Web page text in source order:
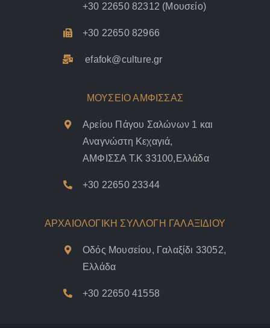
+30 22650 82312 (Μουσείο)
+30 22650 82966
efafok@culture.gr
ΜΟΥΣΕΙΟ ΑΜΦΙΣΣΑΣ
Αρείου Πάγου Σαλώνων 1 και
Αναγνώστη Κεχαγιά,
ΑΜΦΙΣΣΑ Τ.Κ 33100,Ελλάδα
+30 22650 23344
ΑΡΧΑΙΟΛΟΓΙΚΗ ΣΥΛΛΟΓΗ ΓΑΛΑΞΙΔΙΟΥ
Οδός Μουσείου, Γαλαξίδι 33052,
Ελλάδα
+30 22650 41558